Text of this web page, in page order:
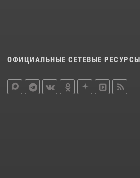
ОФИЦИАЛЬНЫЕ СЕТЕВЫЕ РЕСУРСЫ